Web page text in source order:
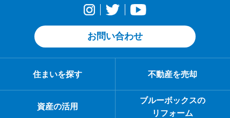
お問い合わせ
住まいを探す 不動産を売却
資産の活用
ブルーボックスの
リフォーム